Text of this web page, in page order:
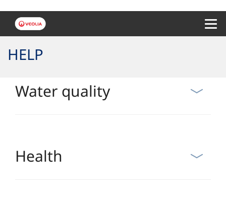
HELP
Water quality
Health